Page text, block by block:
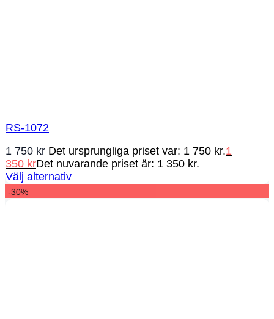
RS-1072
1 750kr Det ursprungliga priset var: 1 750 kr.1
350 krDet nuvarande priset är: 1 350 kr.
Välj alternativ
-30%